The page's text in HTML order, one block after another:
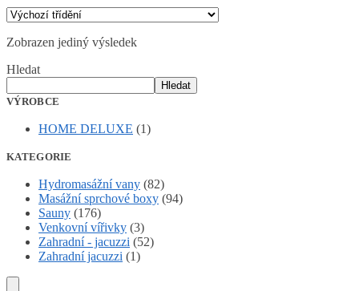
Zobrazen jediný výsledek
Hledat
Hledat
VÝROBCE
HOME DELUXE (1)
KATEGORIE
Hydromasážní vany (82)
Masážní sprchové boxy (94)
Sauny (176)
Venkovní vířivky (3)
Zahradní - jacuzzi (52)
Zahradní jacuzzi (1)